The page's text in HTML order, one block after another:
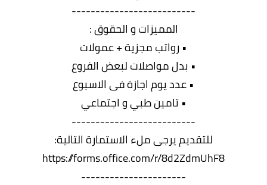
--------------------------
المميزات و الحقوق :
• رواتب مجزية + عمولات
• بدل مواصلات لبعض الفروع
• عدد يوم اجازة فى الاسبوع
• تامين طبي و اجتماعي
--------------------------
للتقديم يرجى ملء الاستمارة التالية:
https://forms.office.com/r/8d2ZdmUhF8
----------------------